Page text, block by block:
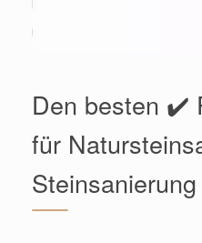
Den besten ✔️
für